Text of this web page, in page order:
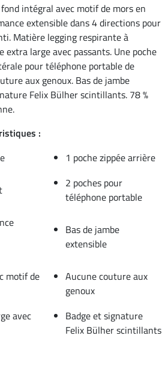
intégral avec motif de mors en
extensible dans 4 directions pour
Matière legging respirante à
extra large avec passants. Une poche
pour téléphone portable de
aux genoux. Bas de jambe
Felix Bülher scintillants. 78 %
:
1 poche zippée arrière
2 poches pour
téléphone portable
Bas de jambe
extensible
motif de
Aucune couture aux
genoux
avec
Badge et signature
Felix Bülher scintillants